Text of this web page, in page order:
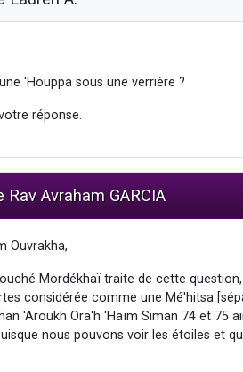
'Houppa sous une verrière ?
réponse.
Avraham GARCIA
Ouvrakha,
Mordékhaï traite de cette
considérée comme une Mé'hitsa
'Aroukh Ora'h 'Haïm Siman 74 et 75
nous pouvons voir les étoiles et